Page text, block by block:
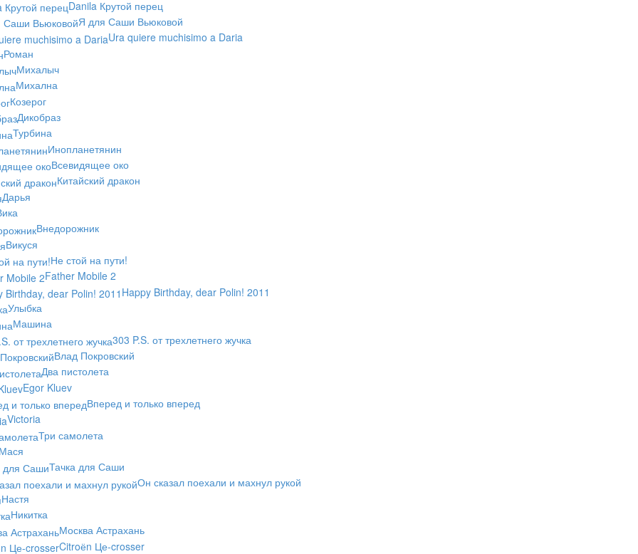
Danila Крутой перец
Я для Саши Вьюковой
Ura quiere muchisimo a Daria
Роман
Михалыч
Михална
Козерог
Дикобраз
Турбина
Инопланетянин
Всевидящее око
Китайский дракон
Дарья
Внедорожник
Викуся
Не стой на пути!
Father Mobile 2
Happy Birthday, dear Polin! 2011
Улыбка
Машина
303 P.S. от трехлетнего жучка
Влад Покровский
Два пистолета
Egor Kluev
Вперед и только вперед
Victoria
Три самолета
Тачка для Саши
Он сказал поехали и махнул рукой
Настя
Никитка
Москва Астрахань
Citroёn Це-crosser